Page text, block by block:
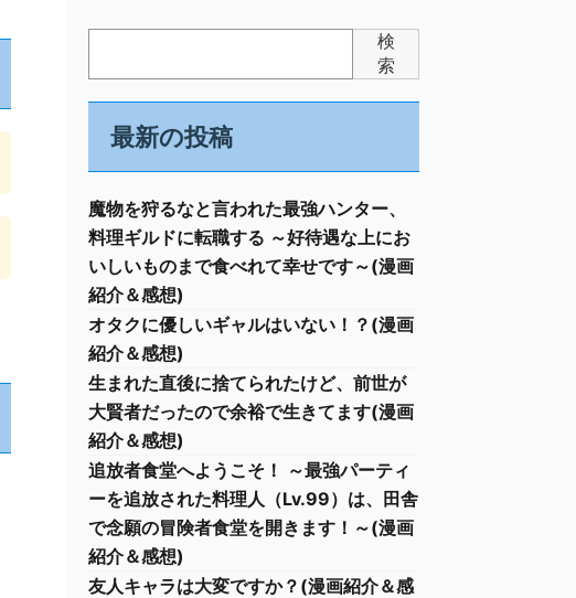
検
索
最新の投稿
魔物を狩るなと言われた最強ハンター、
料理ギルドに転職する ～好待遇な上にお
いしいものまで食べれて幸せです～(漫画
紹介＆感想)
オタクに優しいギャルはいない！？(漫画
紹介＆感想)
生まれた直後に捨てられたけど、前世が
大賢者だったので余裕で生きてます(漫画
紹介＆感想)
追放者食堂へようこそ！ ～最強パーティ
ーを追放された料理人（Lv.99）は、田舎
で念願の冒険者食堂を開きます！～(漫画
紹介＆感想)
友人キャラは大変ですか？(漫画紹介＆感